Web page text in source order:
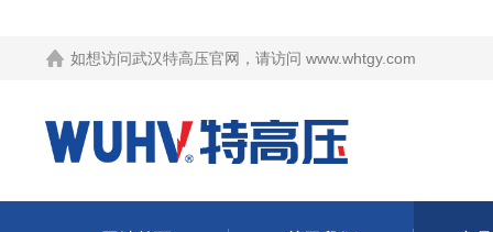
如想访问武汉特高压官网，请访问 www.whtgy.com